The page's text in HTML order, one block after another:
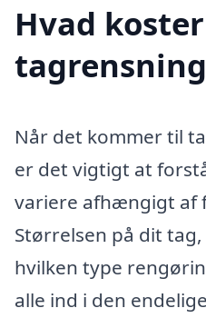
Hvad koster
Når det kommer til
er det vigtigt at
variere afhængigt af
Størrelsen på dit
hvilken type
alle ind i den